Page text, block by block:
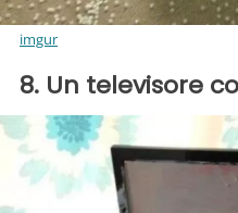
imgur
8. Un televisore